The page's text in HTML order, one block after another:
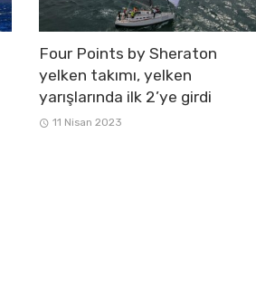
Four Points by Sheraton
yelken takımı, yelken
yarışlarında ilk 2’ye girdi
11 Nisan 2023